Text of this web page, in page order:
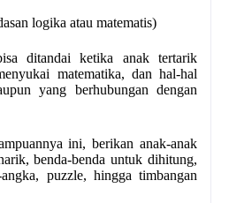
logika atau matematis)
ditandai ketika anak tertarik
matematika, dan hal-hal
yang berhubungan dengan
ini, berikan anak-anak
benda-benda untuk dihitung,
puzzle, hingga timbangan